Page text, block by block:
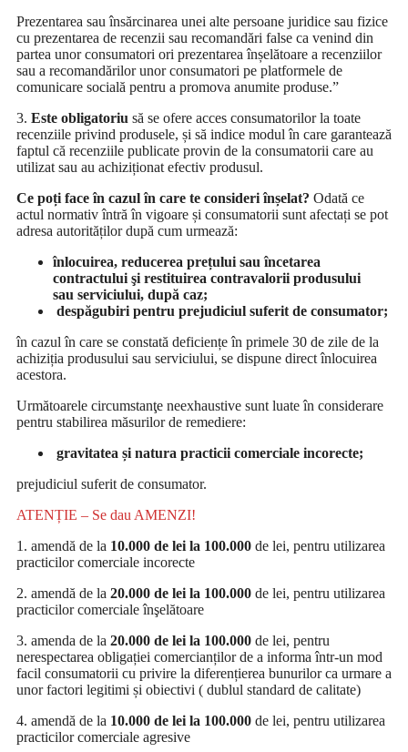
Prezentarea sau însărcinarea unei alte persoane juridice sau fizice
cu prezentarea de recenzii sau recomandări false ca venind din
partea unor consumatori ori prezentarea înșelătoare a recenziilor
sau a recomandărilor unor consumatori pe platformele de
comunicare socială pentru a promova anumite produse.”
3. Este obligatoriu să se ofere acces consumatorilor la toate
recenziile privind produsele, și să indice modul în care garantează
faptul că recenziile publicate provin de la consumatorii care au
utilizat sau au achiziționat efectiv produsul.
Ce poți face în cazul în care te consideri înșelat? Odată ce
actul normativ întră în vigoare și consumatorii sunt afectați se pot
adresa autorităților după cum urmează:
înlocuirea, reducerea prețului sau încetarea
contractului şi restituirea contravalorii produsului
sau serviciului, după caz;
despăgubiri pentru prejudiciul suferit de consumator;
în cazul în care se constată deficiențe în primele 30 de zile de la
achiziția produsului sau serviciului, se dispune direct înlocuirea
acestora.
Următoarele circumstanţe neexhaustive sunt luate în considerare
pentru stabilirea măsurilor de remediere:
gravitatea și natura practicii comerciale incorecte;
prejudiciul suferit de consumator.
ATENȚIE – Se dau AMENZI!
1. amendă de la 10.000 de lei la 100.000 de lei, pentru utilizarea
practicilor comerciale incorecte
2. amendă de la 20.000 de lei la 100.000 de lei, pentru utilizarea
practicilor comerciale înşelătoare
3. amenda de la 20.000 de lei la 100.000 de lei, pentru
nerespectarea obligației comercianților de a informa într-un mod
facil consumatorii cu privire la diferențierea bunurilor ca urmare a
unor factori legitimi și obiectivi ( dublul standard de calitate)
4. amendă de la 10.000 de lei la 100.000 de lei, pentru utilizarea
practicilor comerciale agresive